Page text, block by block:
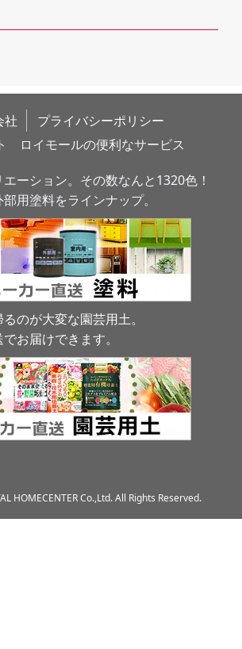
社
プライバシーポリシー
　ロイモールの便利なサービス
ーション。その数なんと1320色！
用塗料をラインナップ。
のが大変な園芸用土。
お届けできます。
HOMECENTER Co.,Ltd. All Rights Reserved.